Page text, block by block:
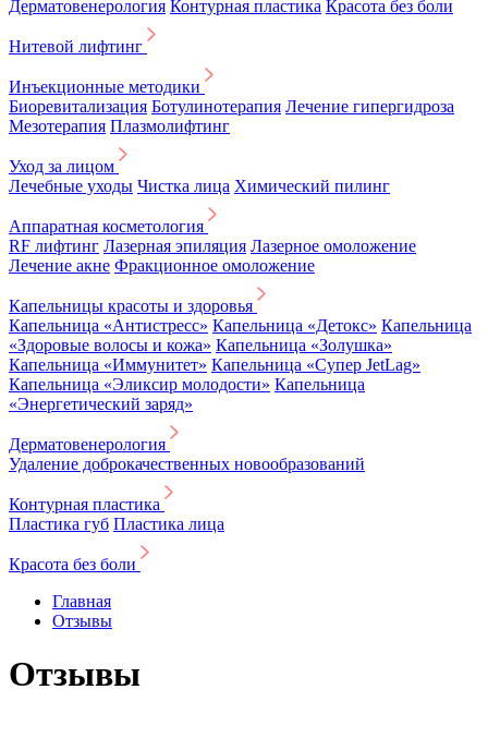
Дерматовенерология Контурная пластика Красота без боли
Нитевой лифтинг
Инъекционные методики
Биоревитализация Ботулинотерапия Лечение гипергидроза
Мезотерапия Плазмолифтинг
Уход за лицом
Лечебные уходы Чистка лица Химический пилинг
Аппаратная косметология
RF лифтинг Лазерная эпиляция Лазерное омоложение
Лечение акне Фракционное омоложение
Капельницы красоты и здоровья
Капельница «Антистресс» Капельница «Детокс» Капельница
«Здоровые волосы и кожа» Капельница «Золушка»
Капельница «Иммунитет» Капельница «Супер JetLag»
Капельница «Эликсир молодости» Капельница
«Энергетический заряд»
Дерматовенерология
Удаление доброкачественных новообразований
Контурная пластика
Пластика губ Пластика лица
Красота без боли
Главная
Отзывы
Отзывы